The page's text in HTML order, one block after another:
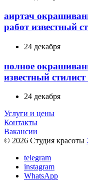
аиртач
работ известный
24 декабря
полное
известный
24 декабря
Услуги и цены
Контакты
Вакансии
© 2026 Студия красоты
telegram
instagram
WhatsApp